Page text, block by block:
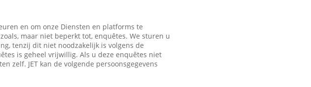
en om onze Diensten en platforms te
maar niet beperkt tot, enquêtes. We sturen u
tenzij dit niet noodzakelijk is volgens de
is geheel vrijwillig. Als u deze enquêtes niet
zelf. JET kan de volgende persoonsgegevens